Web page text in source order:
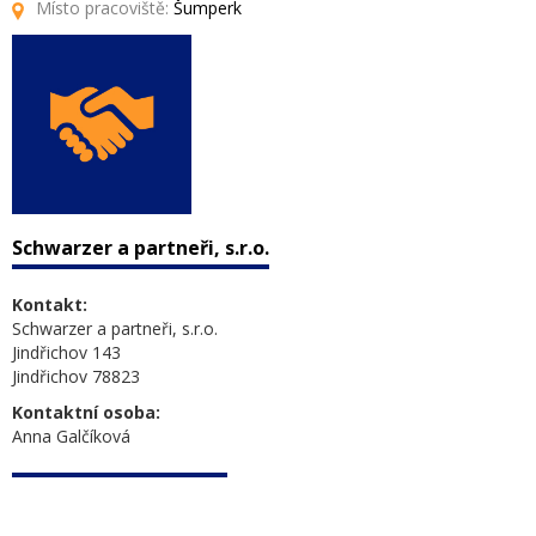
Místo pracoviště: Šumperk
Schwarzer a partneři, s.r.o.
Kontakt:
Schwarzer a partneři, s.r.o.
Jindřichov 143
Jindřichov 78823
Kontaktní osoba:
Anna Galčíková